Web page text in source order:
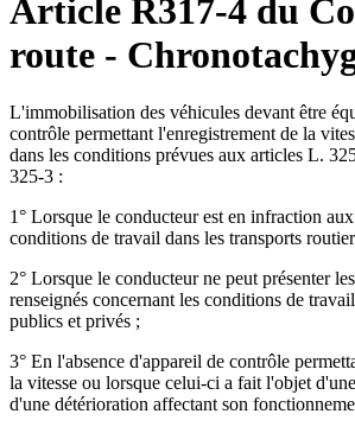
Article R317-4 du
route -
L'immobilisation des véhicules devant être
contrôle permettant l'enregistrement de la
dans les conditions prévues aux articles L.
325-3 :
1° Lorsque le conducteur est en infraction
conditions de travail dans les transports
2° Lorsque le conducteur ne peut présenter
renseignés concernant les conditions de
publics et privés ;
3° En l'absence d'appareil de contrôle
la vitesse ou lorsque celui-ci a fait l'objet
d'une détérioration affectant son